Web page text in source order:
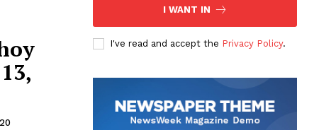
I WANT IN
I've read and accept the Privacy Policy.